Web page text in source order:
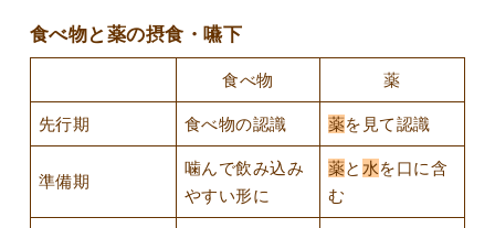
食べ物と薬の摂食・嚥下
食べ物 薬
先行期 食べ物の認識 薬を見て認識
準備期
噛んで飲み込み
やすい形に
薬と 水 を口に含
む